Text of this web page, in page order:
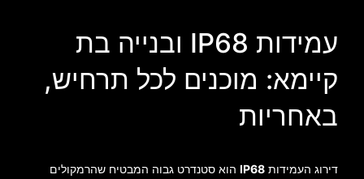
עמידות IP68 ובנייה בת
קיימא: מוכנים לכל תרחיש,
באחריות
דירוג העמידות IP68 הוא סטנדרט גבוה המבטיח שהרמקולים